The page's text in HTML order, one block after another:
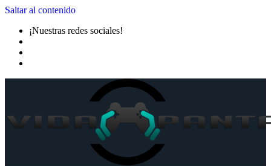
Saltar al contenido
¡Nuestras redes sociales!